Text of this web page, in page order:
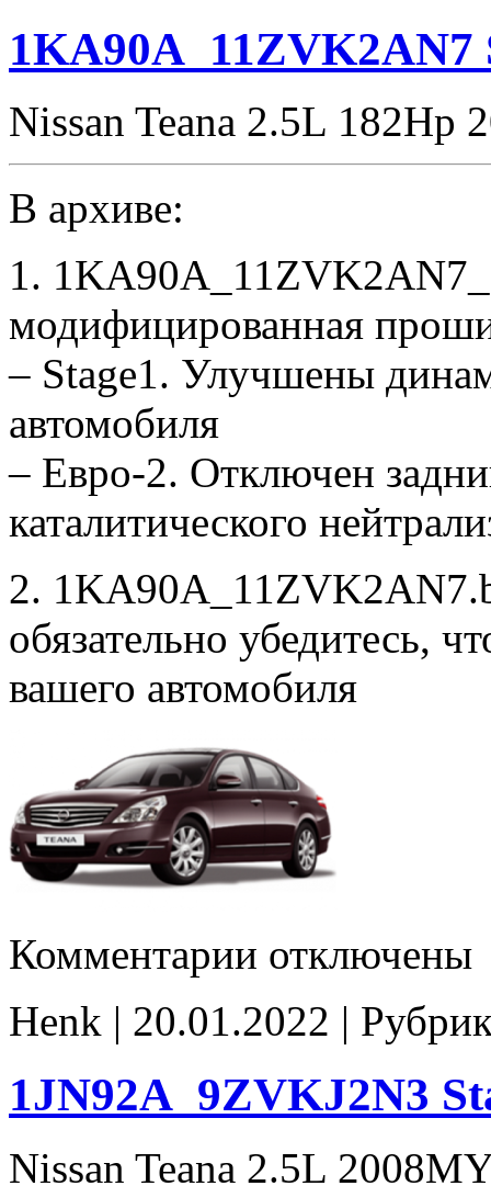
1KA90A_11ZVK2AN7
Nissan Teana 2.5L 182Hp
В архиве:
1.
модифицированная
– Stage1. Улучшены
автомобиля
– Евро-2. Отключен
каталитического
2.
обязательно убедитесь,
вашего автомобиля
Комментарии записи
E2
noCat
отключены
Henk | 20.01.2022 |
1JN92A_9ZVKJ2N3
Nissan Teana 2.5L